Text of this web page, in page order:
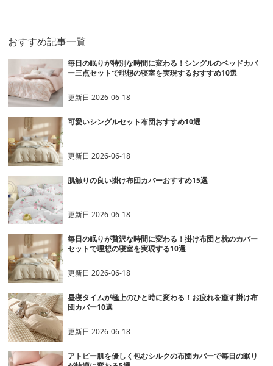
おすすめ記事一覧
毎日の眠りが特別な時間に変わる！シングルのベッドカバ
ー三点セットで理想の寝室を実現するおすすめ10選
更新日2026-06-18
可愛いシングルセット布団おすすめ10選
更新日2026-06-18
肌触りの良い掛け布団カバーおすすめ15選
更新日2026-06-18
毎日の眠りが贅沢な時間に変わる！掛け布団と枕のカバー
セットで理想の寝室を実現する10選
更新日2026-06-18
昼寝タイムが極上のひと時に変わる！お疲れを癒す掛け布
団カバー10選
更新日2026-06-18
アトピー肌を優しく包むシルクの布団カバーで毎日の眠り